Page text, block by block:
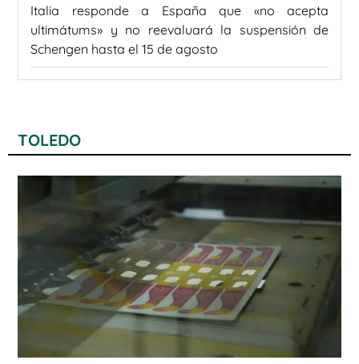
Italia responde a España que «no acepta
ultimátums» y no reevaluará la suspensión de
Schengen hasta el 15 de agosto
TOLEDO